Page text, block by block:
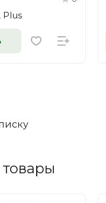
Plus